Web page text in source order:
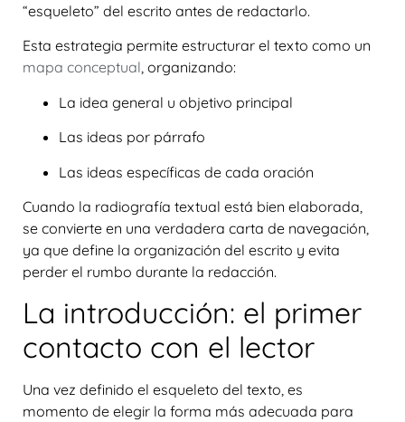
“esqueleto” del escrito antes de redactarlo.
Esta estrategia permite estructurar el texto como un
mapa conceptual, organizando:
La idea general u objetivo principal
Las ideas por párrafo
Las ideas específicas de cada oración
Cuando la radiografía textual está bien elaborada,
se convierte en una verdadera carta de navegación,
ya que define la organización del escrito y evita
perder el rumbo durante la redacción.
La introducción: el primer
contacto con el lector
Una vez definido el esqueleto del texto, es
momento de elegir la forma más adecuada para